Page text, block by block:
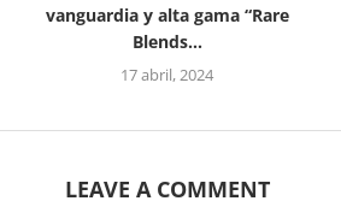
vanguardia y alta gama “Rare
Blends...
17 abril, 2024
LEAVE A COMMENT